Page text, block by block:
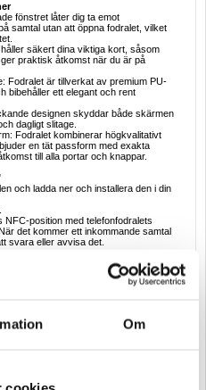
Om
cookies
fönstret låter dig ta emot
samtal utan att öppna fodralet, vilket
säkert dina viktiga kort, såsom
praktisk åtkomst när du är på
Fodralet är tillverkat av premium PU-
bibehåller ett elegant och rent
designen skyddar både skärmen
dagligt slitage.
Fodralet kombinerar högkvalitativt
en tät passform med exakta
till alla portar och knappar.
och ladda ner och installera den i din
position med telefonfodralets
det kommer ett inkommande samtal
svara eller avvisa det.
elegant och professionellt utseende
och aviseringar enkelt utan att
hålla dig uppkopplad diskret.